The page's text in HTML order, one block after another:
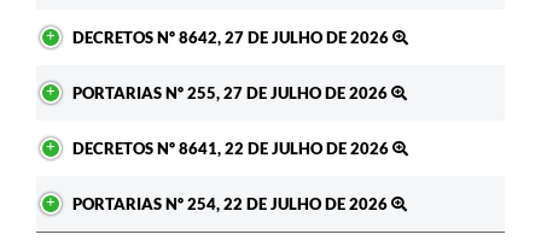
DECRETOS Nº 8642, 27 DE JULHO DE 2026
PORTARIAS Nº 255, 27 DE JULHO DE 2026
DECRETOS Nº 8641, 22 DE JULHO DE 2026
PORTARIAS Nº 254, 22 DE JULHO DE 2026